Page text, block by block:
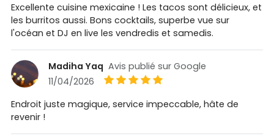
Excellente cuisine mexicaine ! Les tacos sont délicieux, et
les burritos aussi. Bons cocktails, superbe vue sur
l'océan et DJ en live les vendredis et samedis.
Madiha Yaq Avis publié sur Google
11/04/2026
Endroit juste magique, service impeccable, hâte de
revenir !